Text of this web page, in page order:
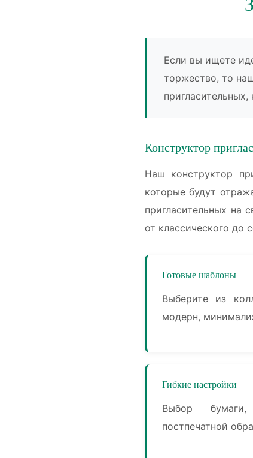
Если вы ищете
торжество, то
Конструктор
Наш конструктор
которые будут
пригласительных на
от классического до
Готовые шаблоны
Выберите из
модерн,
Гибкие настройки
Выбор
постпечатной